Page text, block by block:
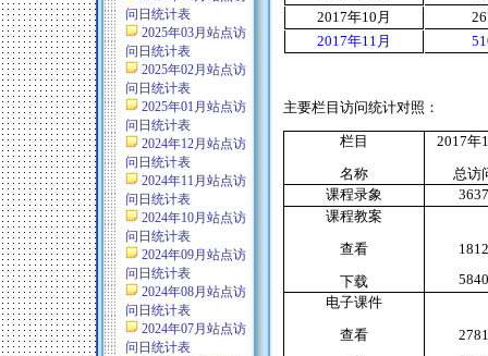
问日统计表
2025年03月站点访
问日统计表
2025年02月站点访
问日统计表
2025年01月站点访
问日统计表
2024年12月站点访
问日统计表
2024年11月站点访
问日统计表
2024年10月站点访
问日统计表
2024年09月站点访
问日统计表
2024年08月站点访
问日统计表
2024年07月站点访
问日统计表
2017年10月
2017年11月
主要栏目访问统计对照：
栏目
名称
2017年
总访
课程录象
课程教案
查看
下载
电子课件
查看